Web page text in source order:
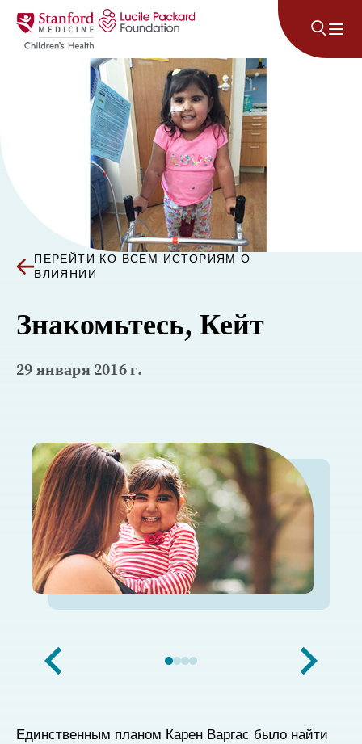
Перейти к содержанию
ПЕРЕЙТИ КО ВСЕМ ИСТОРИЯМ О
ВЛИЯНИИ
Знакомьтесь, Кейт
29 января 2016 г.
Единственным планом Карен Варгас было найти